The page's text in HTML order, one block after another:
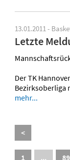
13.01.2011 -
Letzte
Der TK
Bezirksoberliga
mehr...
<
1 ... 89